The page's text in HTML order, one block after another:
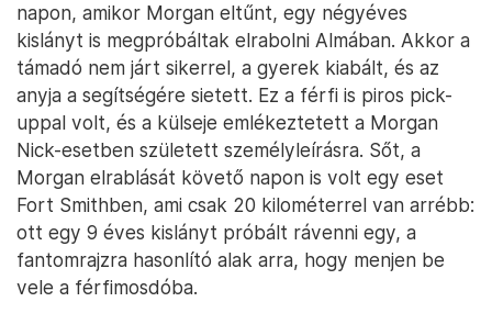
napon, amikor Morgan eltűnt, egy négyéves
kislányt is megpróbáltak elrabolni Almában. Akkor a
támadó nem járt sikerrel, a gyerek kiabált, és az
anyja a segítségére sietett. Ez a férfi is piros pick-
uppal volt, és a külseje emlékeztetett a Morgan
Nick-esetben született személyleírásra. Sőt, a
Morgan elrablását követő napon is volt egy eset
Fort Smithben, ami csak 20 kilométerrel van arrébb:
ott egy 9 éves kislányt próbált rávenni egy, a
fantomrajzra hasonlító alak arra, hogy menjen be
vele a férfimosdóba.